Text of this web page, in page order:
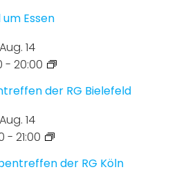
um Essen
Aug. 14
- 20:00
der RG Bielefeld
Aug. 14
- 21:00
der RG Köln